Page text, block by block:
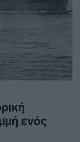
ενός